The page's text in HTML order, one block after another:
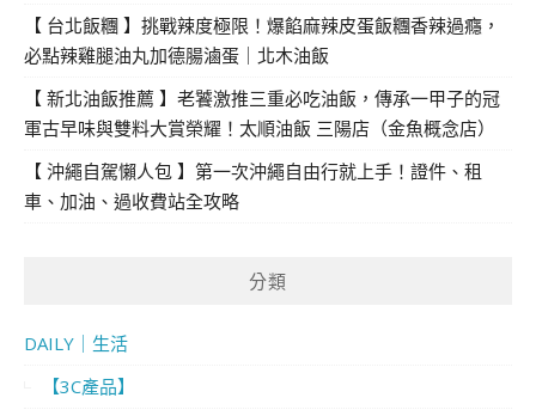
【 台北飯糰 】挑戰辣度極限！爆餡麻辣皮蛋飯糰香辣過癮，
必點辣雞腿油丸加德腸滷蛋｜北木油飯
【 新北油飯推薦 】老饕激推三重必吃油飯，傳承一甲子的冠
軍古早味與雙料大賞榮耀！太順油飯 三陽店（金魚概念店）
【 沖繩自駕懶人包 】第一次沖繩自由行就上手！證件、租
車、加油、過收費站全攻略
分類
DAILY｜生活
【3C產品】